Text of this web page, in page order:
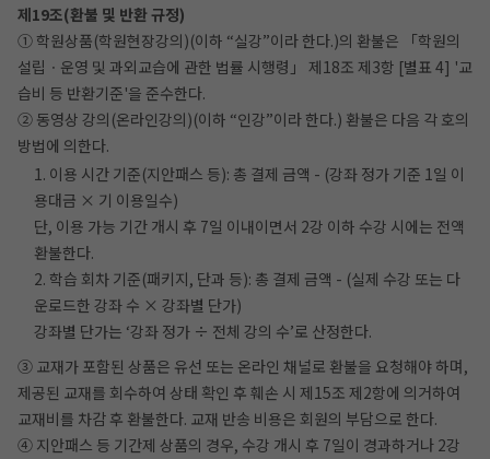
제19조(환불 및 반환 규정)
① 학원상품(학원현장강의)(이하 “실강”이라 한다.)의 환불은 「학원의
설립ㆍ운영 및 과외교습에 관한 법률 시행령」 제18조 제3항 [별표 4] '교
습비 등 반환기준'을 준수한다.
② 동영상 강의(온라인강의)(이하 “인강”이라 한다.) 환불은 다음 각 호의
방법에 의한다.
1. 이용 시간 기준(지안패스 등): 총 결제 금액 - (강좌 정가 기준 1일 이
용대금 × 기 이용일수)
단, 이용 가능 기간 개시 후 7일 이내이면서 2강 이하 수강 시에는 전액
환불한다.
2. 학습 회차 기준(패키지, 단과 등): 총 결제 금액 - (실제 수강 또는 다
운로드한 강좌 수 × 강좌별 단가)
강좌별 단가는 ‘강좌 정가 ÷ 전체 강의 수’로 산정한다.
③ 교재가 포함된 상품은 유선 또는 온라인 채널로 환불을 요청해야 하며,
제공된 교재를 회수하여 상태 확인 후 훼손 시 제15조 제2항에 의거하여
교재비를 차감 후 환불한다. 교재 반송 비용은 회원의 부담으로 한다.
④ 지안패스 등 기간제 상품의 경우, 수강 개시 후 7일이 경과하거나 2강